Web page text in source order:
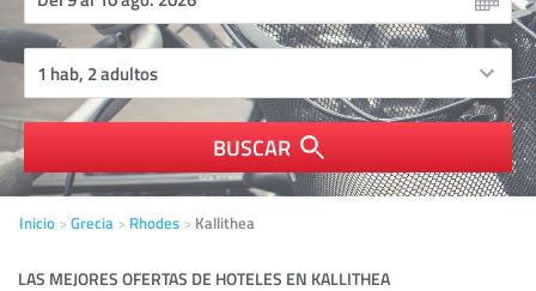
BUSCAR
Inicio Grecia Rhodes Kallithea
LAS MEJORES OFERTAS DE HOTELES EN KALLITHEA